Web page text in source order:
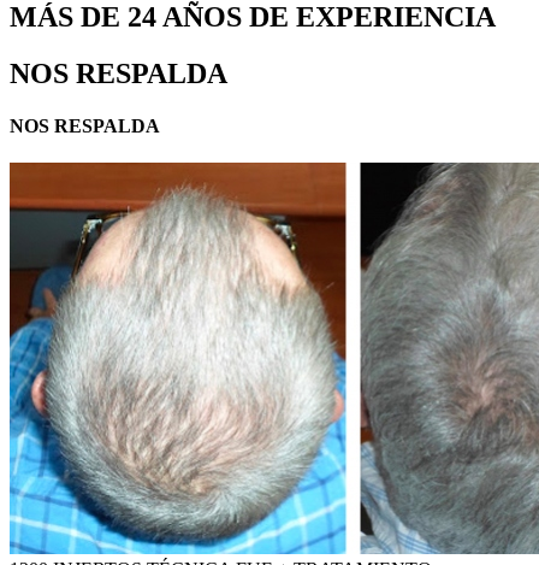
MÁS DE 24 AÑOS DE EXPERIENCIA
NOS RESPALDA
NOS RESPALDA